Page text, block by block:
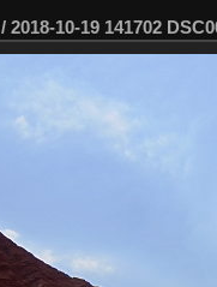
/ 2018-10-19 141702